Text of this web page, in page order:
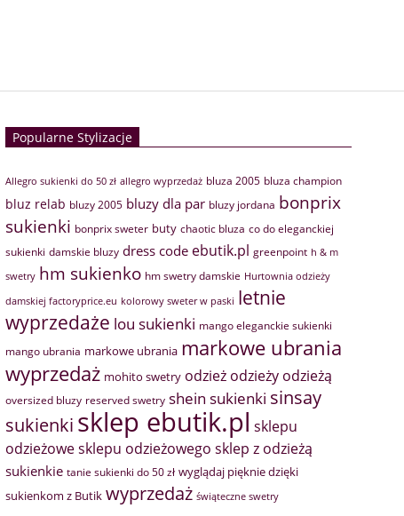
Popularne Stylizacje
Allegro sukienki do 50 zł allegro wyprzedaż bluza 2005 bluza champion
bluz relab bluzy 2005 bluzy dla par bluzy jordana bonprix
sukienki bonprix sweter buty chaotic bluza co do eleganckiej
sukienki damskie bluzy dress code ebutik.pl greenpoint h & m
swetry hm sukienko hm swetry damskie Hurtownia odzieży
damskiej factoryprice.eu kolorowy sweter w paski letnie
wyprzedaże lou sukienki mango eleganckie sukienki
mango ubrania markowe ubrania markowe ubrania
wyprzedaż mohito swetry odzież odzieży odzieżą
oversized bluzy reserved swetry shein sukienki sinsay
sukienki sklep ebutik.pl sklepu
odzieżowesklepu odzieżowego sklep z odzieżą
sukienkie tanie sukienki do 50 zł wyglądaj pięknie dzięki
sukienkom z Butik wyprzedaż świąteczne swetry